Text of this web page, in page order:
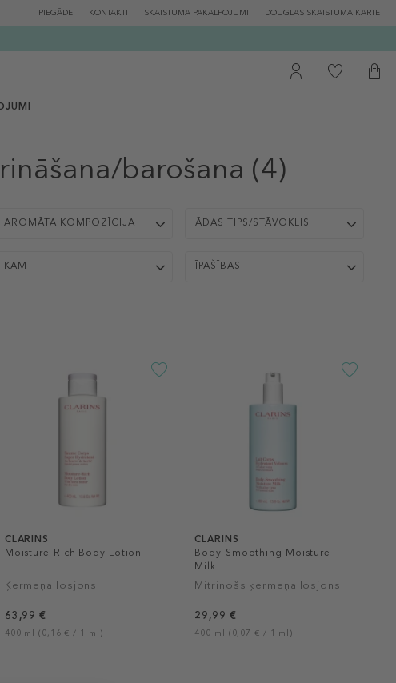
PIEGĀDE KONTAKTI SKAISTUMA PAKALPOJUMI DOUGLAS SKAISTUMA KARTE
barošana (4)
AROMĀTA KOMPOZĪCIJA ĀDAS TIPS/STĀVOKLIS
KAM ĪPAŠĪBAS
CLARINS
Moisture-Rich Body Lotion
Ķermeņa losjons
63,99 €
400 ml (0,16 € / 1 ml)
CLARINS
Body-Smoothing Moisture
Milk
Mitrinošs ķermeņa losjons
29,99 €
400 ml (0,07 € / 1 ml)